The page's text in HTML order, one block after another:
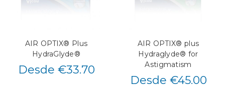
AIR OPTIX® Plus
HydraGlyde®
Desde €33.70
AIR OPTIX® plus
Hydraglyde® for
Astigmatism
Desde €45.00